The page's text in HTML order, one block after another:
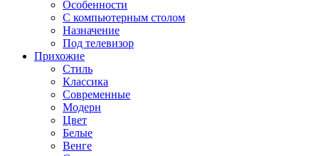
Особенности
С компьютерным столом
Назначение
Под телевизор
Прихожие
Стиль
Классика
Современные
Модерн
Цвет
Белые
Венге